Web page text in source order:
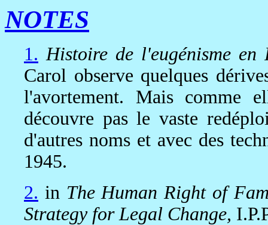
NOTES
1. Histoire de l'eugénisme en
Carol observe quelques
l'avortement. Mais comme
découvre pas le vaste
d'autres noms et avec des
1945.
2. in The Human Right of
Strategy for Legal Change,